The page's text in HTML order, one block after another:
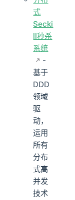
式
Secki
ll秒杀
系统
-
基于
DDD
领域
驱
动，
运用
所有
分布
式高
并发
技术